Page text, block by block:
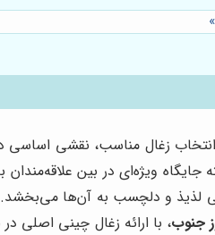
»
انتخاب زغال مناسب، نقشی
ویژه‌ای در بین
لذیذ و دلچسب به آن‌ها می‌بخشد.
جنوب، با ارائه زغال چینی اصلی